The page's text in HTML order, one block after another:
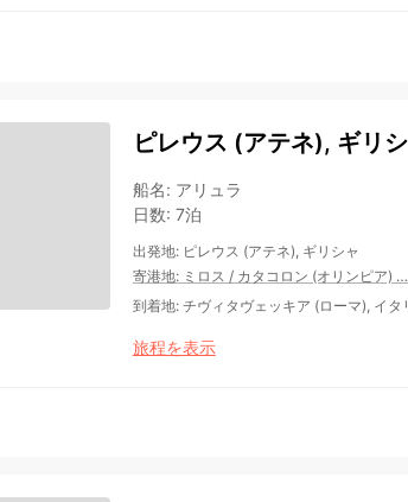
ピレウス (アテネ), ギリ
船名: アリュラ
日数: 7泊
出発地: ピレウス (アテネ), ギリシャ
寄港地: ミロス / カタコロン (オリンピア) …
到着地: チヴィタヴェッキア (ローマ), イタ
旅程を表示